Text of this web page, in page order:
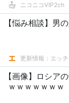
ニコニコVIP2ch
【悩み相談】男
更新情報：エッ
【画像】ロシア
ｗｗｗｗｗｗｗ